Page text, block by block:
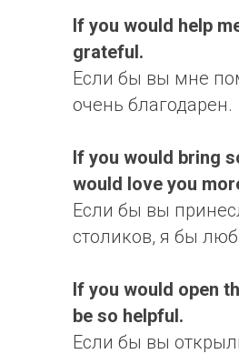
If you would help
grateful.
Если бы вы мне
очень благодарен.
If you would bring
would love you
Если бы вы
столиков, я бы
If you would open
be so helpful.
Если бы вы